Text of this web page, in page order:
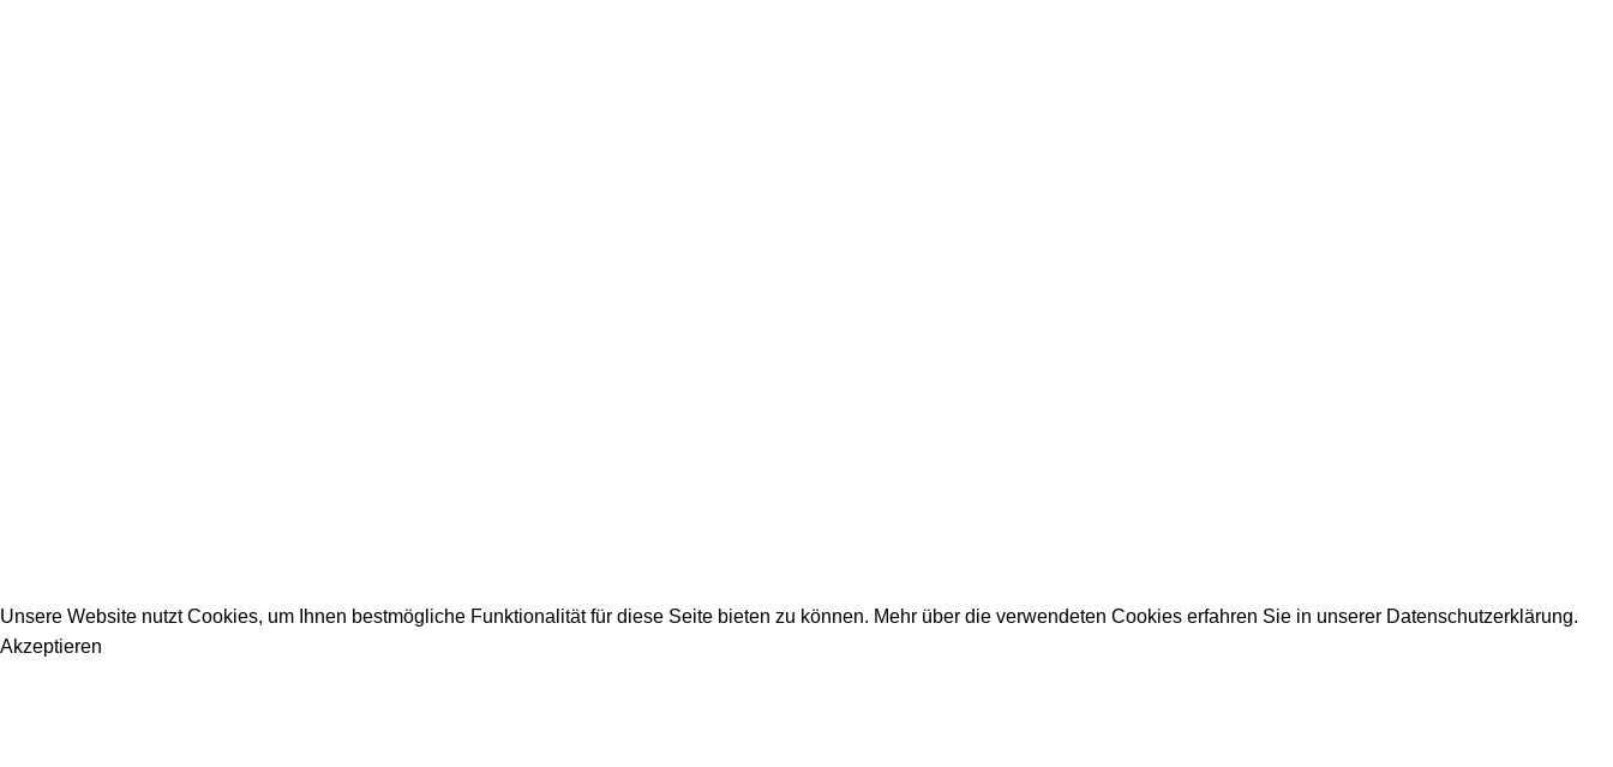
Unsere Website nutzt Cookies, um Ihnen bestmögliche Funktionalität für diese Seite bieten zu können. Mehr über die verwendeten Cookies erfahren Sie in unserer Datenschutzerklärung.
Akzeptieren